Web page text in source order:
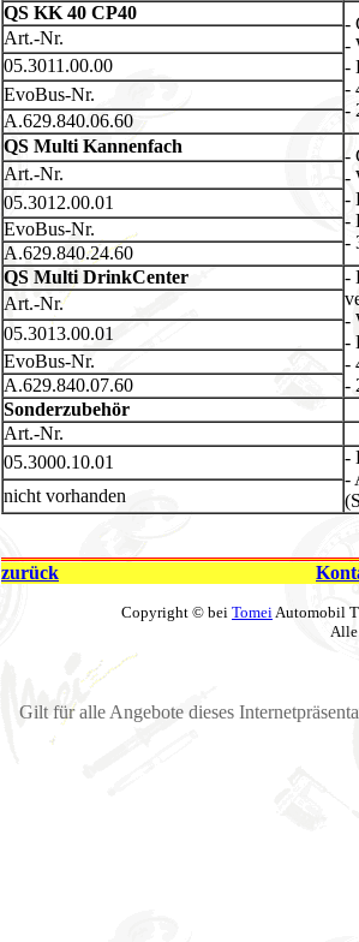
QS KK 40 CP40
-
-
-
-
-
Art.-Nr.
05.3011.00.00
EvoBus-Nr.
A.629.840.06.60
QS Multi Kannenfach
-
-
-
-
-
Art.-Nr.
05.3012.00.01
EvoBus-Nr.
A.629.840.24.60
QS Multi DrinkCenter
-
-
-
-
-
Art.-Nr.
05.3013.00.01
EvoBus-Nr.
A.629.840.07.60
Sonderzubehör
Art.-Nr.
05.3000.10.01
-
-
nicht vorhanden
zurück
Copyright © bei TomeiAutomobil
Alle
Gilt für alle Angebote dieses